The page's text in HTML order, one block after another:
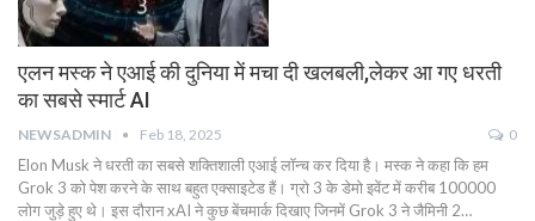
एलन मस्क ने एआई की दुनिया में मचा दी खलबली,लेकर आ गए धरती
का सबसे स्मार्ट AI
NEWSADMIN Feb 18, 2025 0
Elon Musk ने धरती का सबसे शक्तिशाली एआई लॉन्च कर दिया है। मस्क ने कहा कि हम
Grok 3 को पेश करने के साथ बहुत एक्साइटेड हैं। ग्रो 3 के डेमो इवेंट में करीब 100000
लोग जुड़े हुए थे। इस दौरान xAI ने कुछ बेंचमार्क दिखाए जिनमें Grok 3 ने जैमिनी 2…